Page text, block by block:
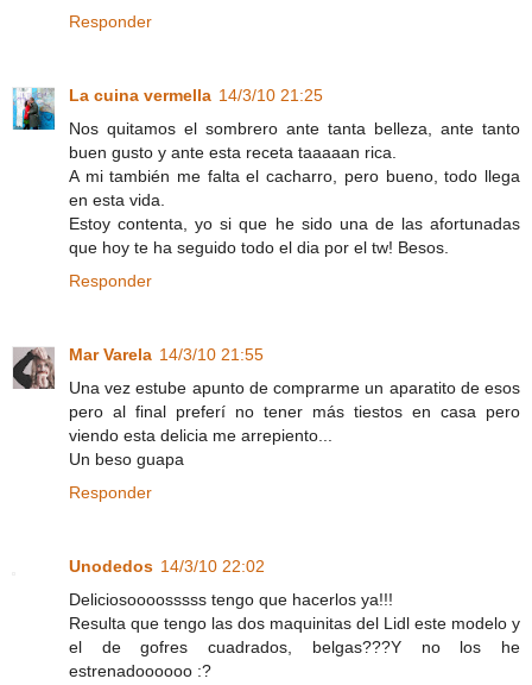
Responder
La cuina vermella 14/3/10 21:25
Nos quitamos el sombrero ante tanta belleza, ante tanto
buen gusto y ante esta receta taaaaan rica.
A mi también me falta el cacharro, pero bueno, todo llega
en esta vida.
Estoy contenta, yo si que he sido una de las afortunadas
que hoy te ha seguido todo el dia por el tw! Besos.
Responder
Mar Varela 14/3/10 21:55
Una vez estube apunto de comprarme un aparatito de esos
pero al final preferí no tener más tiestos en casa pero
viendo esta delicia me arrepiento...
Un beso guapa
Responder
Unodedos 14/3/10 22:02
Deliciosoooosssss tengo que hacerlos ya!!!
Resulta que tengo las dos maquinitas del Lidl este modelo y
el de gofres cuadrados, belgas???Y no los he
estrenadoooooo :?